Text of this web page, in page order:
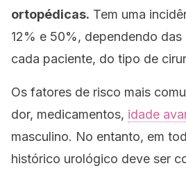
ortopédicas. Tem uma
12% e 50%, dependendo
cada paciente, do tipo de
Os fatores de risco mais
dor, medicamentos, idade
masculino. No entanto, em
histórico urológico deve ser